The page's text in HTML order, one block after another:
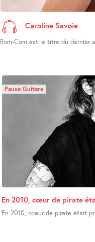
Caroline Savoie
Rom-Com est le titre du dernier
Pause Guitare
En 2010, cœur de pirate
En 2010, coeur de pirate était